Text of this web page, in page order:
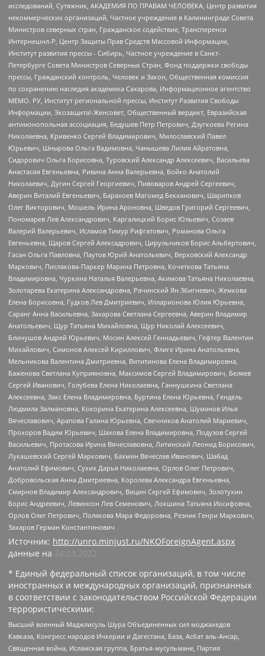
исследований, Сутяжник, АКАДЕМИЯ ПО ПРАВАМ ЧЕЛОВЕКА, Центр развития
некоммерческих организаций, Частное учреждение в Калининграде Совета
Министров северных стран, Гражданское содействие, Трансперенси
Интернешнл-Р, Центр Защиты Прав Средств Массовой Информации,
Институт развития прессы - Сибирь, Частное учреждение в Санкт-
Петербурге Совета Министров Северных Стран, Фонд поддержки свободы
прессы, Гражданский контроль, Человек и Закон, Общественная комиссия
по сохранению наследия академика Сахарова, Информационное агентство
МЕМО. РУ, Институт региональной прессы, Институт Развития Свободы
Информации, Экозащита!-Женсовет, Общественный вердикт, Евразийская
антимонопольная ассоциация, Бедушев Петр Петрович, Дзугкоева Регина
Николаевна, Кривенко Сергей Владимирович, Милославский Павел
Юрьевич, Шнырова Ольга Вадимовна, Чанышева Лилия Айратовна,
Сидорович Ольга Борисовна, Туровский Александр Алексеевич, Васильева
Анастасия Евгеньевна, Ривина Анна Валерьевна, Бойко Анатолий
Николаевич, Дугин Сергей Георгиевич, Пивоваров Андрей Сергеевич,
Аверин Виталий Евгеньевич, Барахоев Магомед Бекханович, Шарипков
Олег Викторович, Мошель Ирина Ароновна, Шведов Григорий Сергеевич,
Пономарев Лев Александрович, Каргалицкий Борис Юльевич, Созаев
Валерий Валерьевич, Исламов Тимур Рифгатович, Романова Ольга
Евгеньевна, Щаров Сергей Алексадрович, Цирульников Борис Альбертович,
Гасан Ольга Павловна, Паутов Юрий Анатольевич, Верховский Александр
Маркович, Пислакова-Паркер Марина Петровна, Кочеткова Татьяна
Владимировна, Чуркина Наталья Валерьевна, Акимова Татьяна Николаевна,
Золотарева Екатерина Александровна, Рачинский Ян Збигневич, Жемкова
Елена Борисовна, Гудков Лев Дмитриевич, Илларионова Юлия Юрьевна,
Саранг Анна Васильевна, Захарова Светлана Сергеевна, Аверин Владимир
Анатольевич, Щур Татьяна Михайловна, Щур Николай Алексеевич,
Блинушов Андрей Юрьевич, Мосин Алексей Геннадьевич, Гефтер Валентин
Михайлович, Симонов Алексей Кириллович, Флиге Ирина Анатольевна,
Мельникова Валентина Дмитриевна, Вититинова Елена Владимировна,
Баженова Светлана Куприяновна, Максимов Сергей Владимирович, Беляев
Сергей Иванович, Голубева Елена Николаевна, Ганнушкина Светлана
Алексеевна, Закс Елена Владимировна, Буртина Елена Юрьевна, Гендель
Людмила Залмановна, Кокорина Екатерина Алексеевна, Шуманов Илья
Вячеславович, Арапова Галина Юрьевна, Свечников Анатолий Мариевич,
Прохоров Вадим Юрьевич, Шахова Елена Владимировна, Подузов Сергей
Васильевич, Протасова Ирина Вячеславовна, Литинский Леонид Борисович,
Лукашевский Сергей Маркович, Бахмин Вячеслав Иванович, Шабад
Анатолий Ефимович, Сухих Дарья Николаевна, Орлов Олег Петрович,
Добровольская Анна Дмитриевна, Королева Александра Евгеньевна,
Смирнов Владимир Александрович, Вицин Сергей Ефимович, Золотухин
Борис Андреевич, Левинсон Лев Семенович, Локшина Татьяна Иосифовна,
Орлов Олег Петрович, Полякова Мара Федоровна, Резник Генри Маркович,
Захаров Герман Константинович
Источник: http://unro.minjust.ru/NKOForeignAgent.aspx
данные на 24.03.2022
* Единый федеральный список организаций, в том числе
иностранных и международных организаций, признанных
в соответствии с законодательством Российской Федерации
террористическими:
Высший военный Маджлисуль Шура Объединенных сил моджахедов
Кавказа, Конгресс народов Ичкерии и Дагестана, База, Асбат аль-Ансар,
Священная война, Исламская группа, Братья-мусульмане, Партия